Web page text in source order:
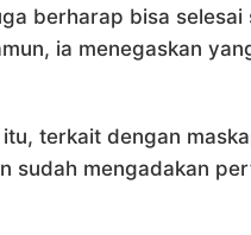
berharap bisa
ia menegaskan
terkait dengan
sudah mengadakan